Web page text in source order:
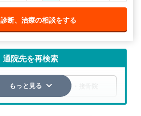
診断、治療の相談をする
通院先を再検索
整骨院・接骨院
もっと見る